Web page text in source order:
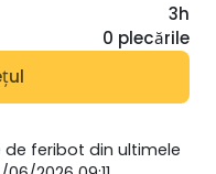
3h
0 plecările
de feribot din ultimele